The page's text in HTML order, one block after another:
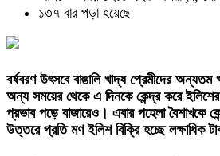
১৩৭ বার পড়া হয়েছে
বর্ষবরণ উৎসবে বাঙালি খাদ্য প্রেমীদের অন্যতম
অন্য সময়ের থেকে এ দিনকে কেন্দ্র করে
প্রভাব পড়ে বাজারেও। এবার পহেলা বৈশাখকে
উত্তরে প্রতি মণ ইলিশ বিক্রি হচ্ছে লক্ষাধিক